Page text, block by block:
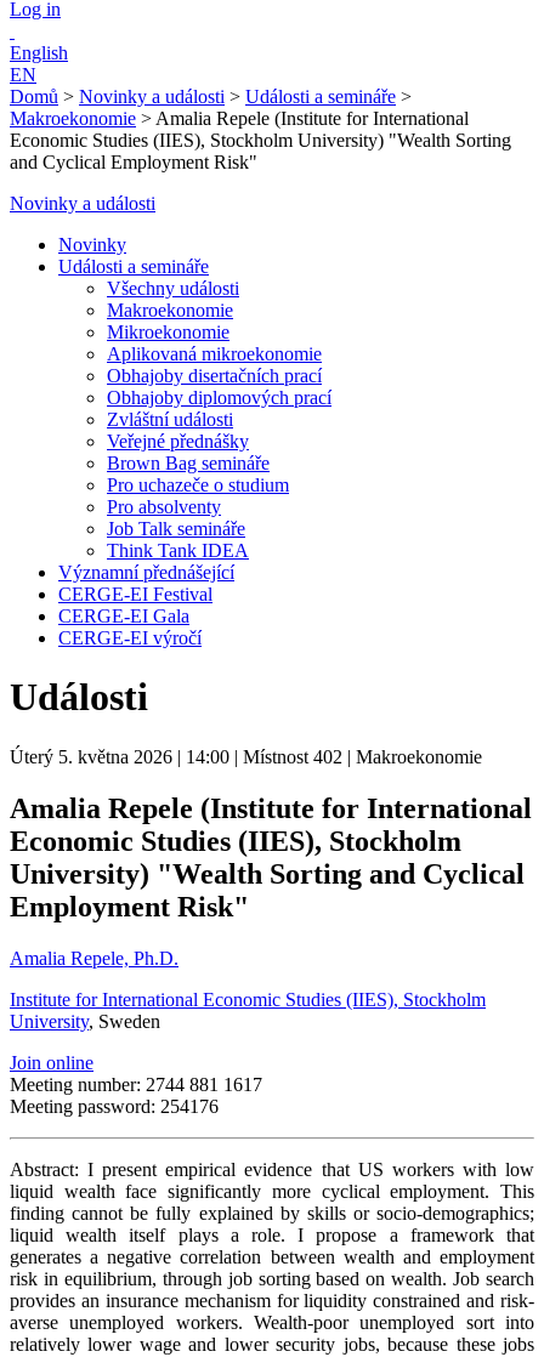
Log in
English
EN
Domů > Novinky a události > Události a semináře >
Makroekonomie > Amalia Repele (Institute for International
Economic Studies (IIES), Stockholm University) "Wealth Sorting
and Cyclical Employment Risk"
Novinky a události
Novinky
Události a semináře
Všechny události
Makroekonomie
Mikroekonomie
Aplikovaná mikroekonomie
Obhajoby disertačních prací
Obhajoby diplomových prací
Zvláštní události
Veřejné přednášky
Brown Bag semináře
Pro uchazeče o studium
Pro absolventy
Job Talk semináře
Think Tank IDEA
Významní přednášející
CERGE-EI Festival
CERGE-EI Gala
CERGE-EI výročí
Události
Úterý 5. května 2026 | 14:00 | Místnost 402 | Makroekonomie
Amalia Repele (Institute for International
Economic Studies (IIES), Stockholm
University) "Wealth Sorting and Cyclical
Employment Risk"
Amalia Repele, Ph.D.
Institute for International Economic Studies (IIES), Stockholm
University, Sweden
Join online
Meeting number: 2744 881 1617
Meeting password: 254176
Abstract: I present empirical evidence that US workers with low
liquid wealth face significantly more cyclical employment. This
finding cannot be fully explained by skills or socio-demographics;
liquid wealth itself plays a role. I propose a framework that
generates a negative correlation between wealth and employment
risk in equilibrium, through job sorting based on wealth. Job search
provides an insurance mechanism for liquidity constrained and risk-
averse unemployed workers. Wealth-poor unemployed sort into
relatively lower wage and lower security jobs, because these jobs